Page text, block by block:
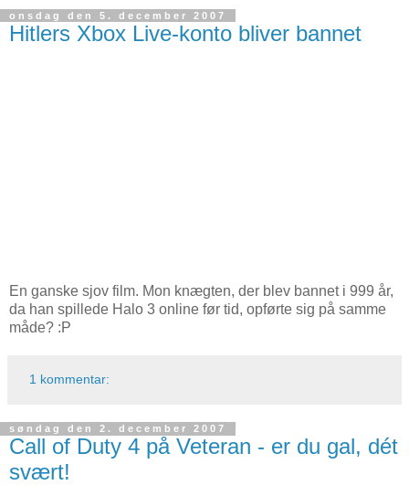
onsdag den 5. december 2007
Hitlers Xbox Live-konto bliver bannet
En ganske sjov film. Mon knægten, der blev bannet i 999 år,
da han spillede Halo 3 online før tid, opførte sig på samme
måde? :P
1 kommentar:
søndag den 2. december 2007
Call of Duty 4 på Veteran - er du gal, dét
svært!